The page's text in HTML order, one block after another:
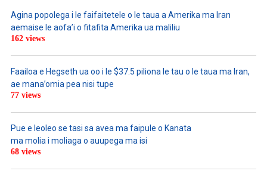
Agina popolega i le faifaitetele o le taua a Amerika ma Iran
aemaise le aofa’i o fitafita Amerika ua maliliu
162 views
Faailoa e Hegseth ua oo i le $37.5 piliona le tau o le taua ma Iran,
ae mana’omia pea nisi tupe
77 views
Pue e leoleo se tasi sa avea ma faipule o Kanata
ma molia i moliaga o auupega ma isi
68 views